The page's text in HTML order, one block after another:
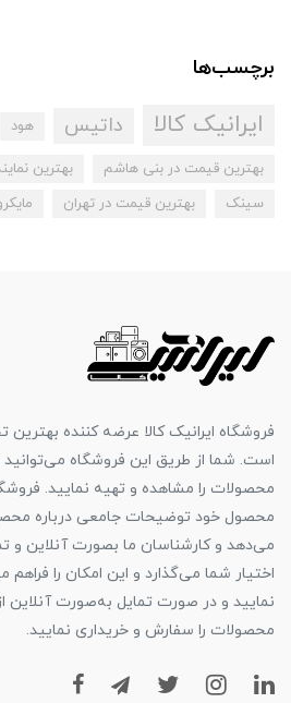
برچسب‌ها
ایرانیک کالا داتیس هود
بهترین قیمت در بنی هاشم
بهترین
سینک
بهترین قیمت در تهران
فروشگاه ایرانیک کالا عرضه کننده
است. شما از طریق این فروشگاه
محصولات را مشاهده و تهیه نمایید.
محصول خود توضیحات جامعی درباره
می‌دهد و کارشناسان ما بصورت آنلاین و
اختیار شما می‌گذارد و این امکان را
نمایید و در صورت تمایل به‌صورت آنلاین
محصولات را سفارش و خریداری نمایید.